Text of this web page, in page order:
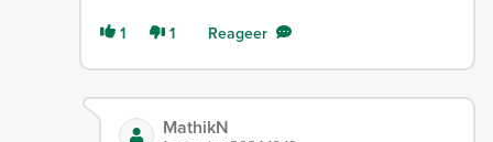
1 1 Reageer
MathikN